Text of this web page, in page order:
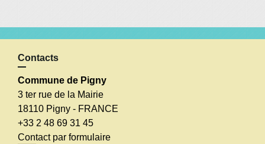
Contacts
Commune de Pigny
3 ter rue de la Mairie
18110 Pigny - FRANCE
+33 2 48 69 31 45
Contact par formulaire